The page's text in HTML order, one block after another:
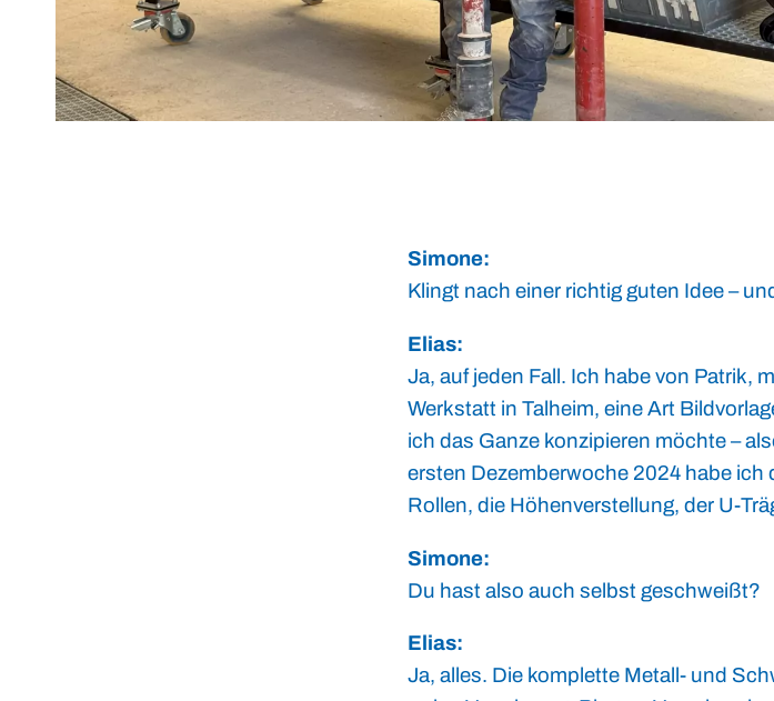
Simone:
Klingt nach einer richtig guten Idee –
Elias:
Ja, auf jeden Fall. Ich habe von Patrik,
Werkstatt in Talheim, eine Art
ich das Ganze konzipieren möchte –
ersten Dezemberwoche 2024 habe
Rollen, die Höhenverstellung, der U-
Simone:
Du hast also auch selbst geschweißt?
Elias:
Ja, alles. Die komplette Metall- und